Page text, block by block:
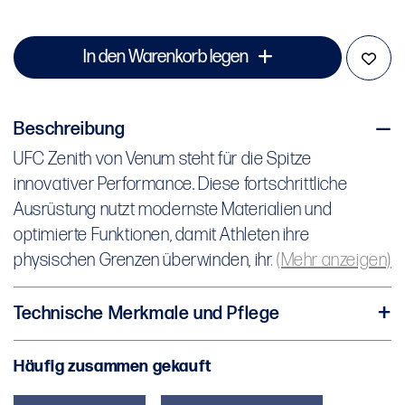
In den Warenkorb legen
Beschreibung
UFC Zenith von Venum steht für die Spitze
innovativer Performance. Diese fortschrittliche
Ausrüstung nutzt modernste Materialien und
optimierte Funktionen, damit Athleten ihre
physischen Grenzen überwinden, ihr Potenzial
steigern und maximale Leistung im und außerhalb
des Octagons erreichen.
Die Women’s UFC Zenith by Venum Authentic Fight
UFC Zenith von Venum steht für die Spitze
innovativer Performance. Diese fortschrittliche
Ausrüstung nutzt modernste Materialien und
optimierte Funktionen, damit Athleten ihre
physischen Grenzen überwinden, ihr...(Mehr anzeigen)
Technische Merkmale und Pflege
Gewebe 1: 88 % Polyester / 12 % Elasthan
Gewebe 2: 75 % Polyester / 25 % Elasthan
Kurze Passform
Häufig zusammen gekauft